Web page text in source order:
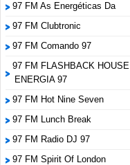
97 FM As Energéticas Da
97 FM Clubtronic
97 FM Comando 97
97 FM FLASHBACK HOUSE
ENERGIA 97
97 FM Hot Nine Seven
97 FM Lunch Break
97 FM Radio DJ 97
97 FM Spirit Of London